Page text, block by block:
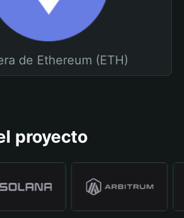
de Ethereum (ETH)
proyecto